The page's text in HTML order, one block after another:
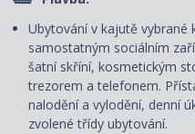
Ubytování v kajutě vybrané
samostatným sociálním
šatní skříní, kosmetickým
trezorem a telefonem. P
nalodění a vylodění, denní
zvolené třídy ubytování.